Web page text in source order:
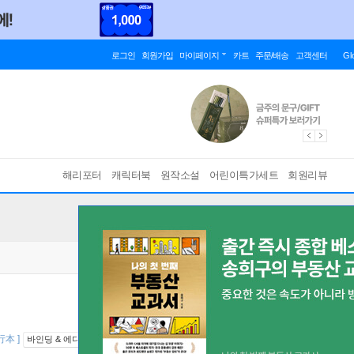
로그인 회원가입 마이페이지 카트 주문/배송 고객센터
해리포터 캐릭터북 원작소설 어린이특가세트 회원리뷰
本 ] 바인딩 & 에디션 안내